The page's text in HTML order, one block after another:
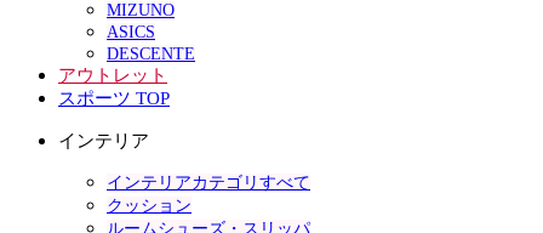
MIZUNO
ASICS
DESCENTE
アウトレット
スポーツ TOP
インテリア
インテリアカテゴリすべて
クッション
ルームシューズ・スリッパ